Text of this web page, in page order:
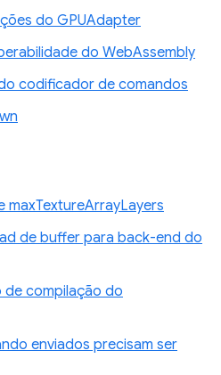
do GPUAdapter
do WebAssembly
codificador de comandos
maxTextureArrayLayers
de buffer para back-end do
de compilação do
enviados precisam ser